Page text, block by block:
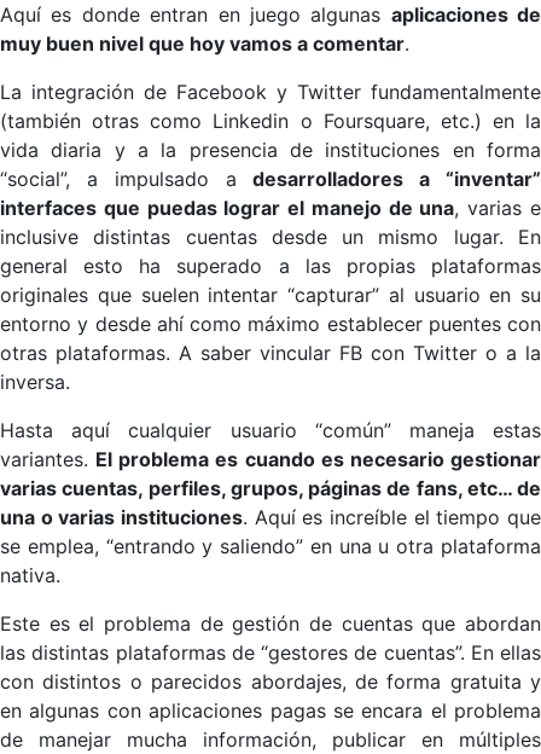
Aquí es donde entran en juego algunas aplicaciones de
muy buen nivel que hoy vamos a comentar.
La integración de Facebook y Twitter fundamentalmente
(también otras como Linkedin o Foursquare, etc.) en la
vida diaria y a la presencia de instituciones en forma
“social”, a impulsado adesarrolladores a “inventar”
interfaces que puedas lograr el manejo de una, varias e
inclusive distintas cuentas desde un mismo lugar. En
general esto ha superado a las propias plataformas
originales que suelen intentar “capturar” al usuario en su
entorno y desde ahí como máximo establecer puentes con
otras plataformas. A saber vincular FB con Twitter o a la
inversa.
Hasta aquí cualquier usuario “común” maneja estas
variantes. El problema es cuando es necesario gestionar
varias cuentas, perfiles, grupos, páginas de fans, etc… de
una o varias instituciones. Aquí es increíble el tiempo que
se emplea, “entrando y saliendo” en una u otra plataforma
nativa.
Este es el problema de gestión de cuentas que abordan
las distintas plataformas de “gestores de cuentas”. En ellas
con distintos o parecidos abordajes, de forma gratuita y
en algunas con aplicaciones pagas se encara el problema
de manejar mucha información, publicar en múltiples